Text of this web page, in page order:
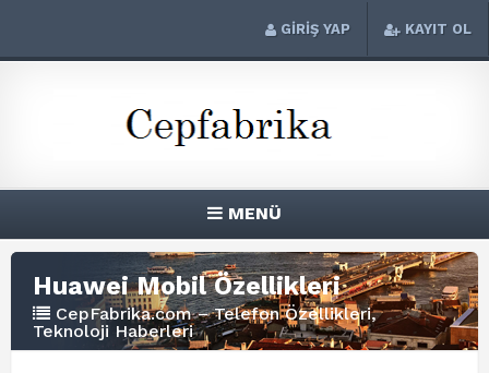
GİRİŞ YAP KAYIT OL
MENÜ
Huawei Mobil Özellikleri
CepFabrika.com – Telefon Özellikleri,
Teknoloji Haberleri